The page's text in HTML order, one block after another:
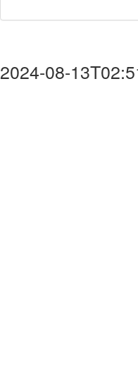
2024-08-